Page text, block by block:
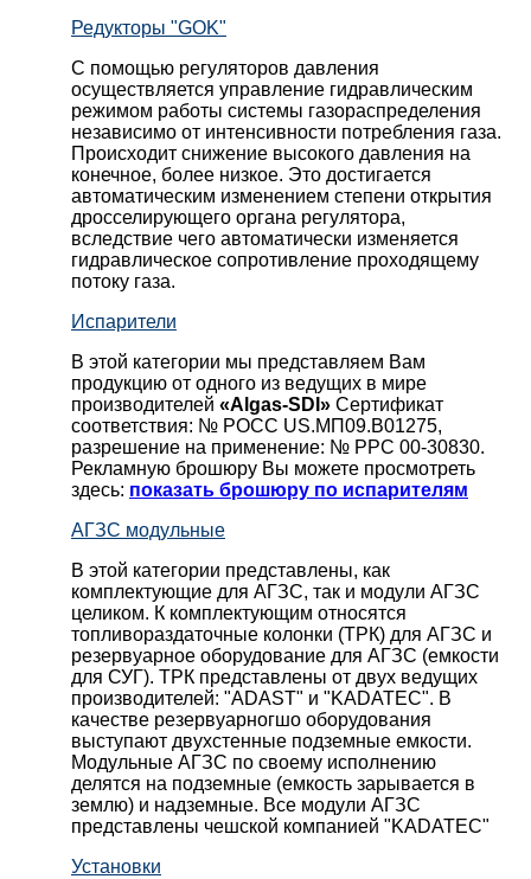
Редукторы "GOK"
С помощью регуляторов давления
осуществляется управление гидравлическим
режимом работы системы газораспределения
независимо от интенсивности потребления газа.
Происходит снижение высокого давления на
конечное, более низкое. Это достигается
автоматическим изменением степени открытия
дросселирующего органа регулятора,
вследствие чего автоматически изменяется
гидравлическое сопротивление проходящему
потоку газа.
Испарители
В этой категории мы представляем Вам
продукцию от одного из ведущих в мире
производителей «Algas-SDI» Сертификат
соответствия: № РОСС US.МП09.В01275,
разрешение на применение: № РРС 00-30830.
Рекламную брошюру Вы можете просмотреть
здесь: показать брошюру по испарителям
АГЗС модульные
В этой категории представлены, как
комплектующие для АГЗС, так и модули АГЗС
целиком. К комплектующим относятся
топливораздаточные колонки (ТРК) для АГЗС и
резервуарное оборудование для АГЗС (емкости
для СУГ). ТРК представлены от двух ведущих
производителей: "ADAST" и "KADATEC". В
качестве резервуарногшо оборудования
выступают двухстенные подземные емкости.
Модульные АГЗС по своему исполнению
делятся на подземные (емкость зарывается в
землю) и надземные. Все модули АГЗС
представлены чешской компанией "KADATEC"
Установки